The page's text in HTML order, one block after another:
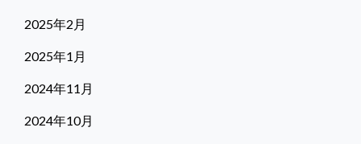
2025年2月
2025年1月
2024年11月
2024年10月